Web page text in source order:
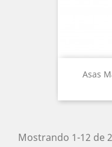
Asas
Mostrando 1-12 de